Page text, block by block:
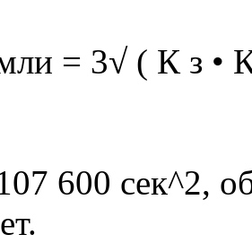
= 3√ ( К з •
600 сек^2,